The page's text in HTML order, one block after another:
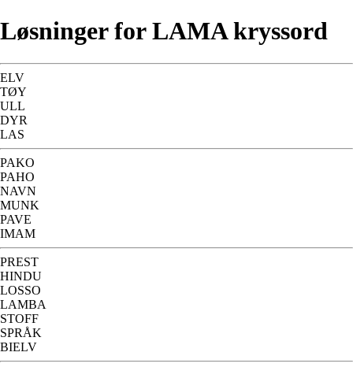
Løsninger for LAMA kryssord
ELV
TØY
ULL
DYR
LAS
PAKO
PAHO
NAVN
MUNK
PAVE
IMAM
PREST
HINDU
LOSSO
LAMBA
STOFF
SPRÅK
BIELV